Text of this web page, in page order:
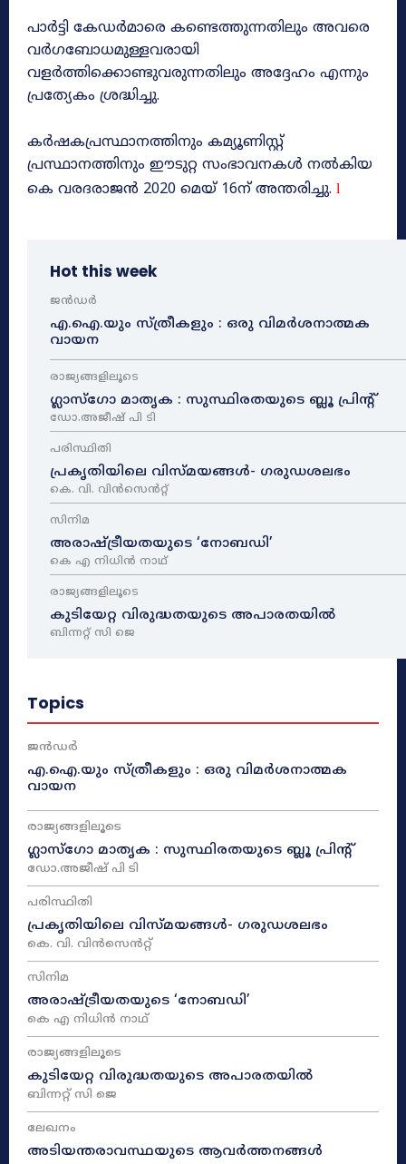
പാർട്ടി കേഡർമാരെ കണ്ടെത്തുന്നതിലും അവരെ
വർഗബോധമുള്ളവരായി
വളർത്തിക്കൊണ്ടുവരുന്നതിലും അദ്ദേഹം എന്നും
പ്രത്യേകം ശ്രദ്ധിച്ചു.
കർഷകപ്രസ്ഥാനത്തിനും കമ്യൂണിസ്റ്റ്‌
പ്രസ്ഥാനത്തിനും ഈടുറ്റ സംഭാവനകൾ നൽകിയ
കെ വരദരാജൻ 2020 മെയ്‌ 16ന്‌ അന്തരിച്ചു. l
Hot this week
ജൻഡർ
എ.ഐ.യും സ്ത്രീകളും : ഒരു വിമർശനാത്മക
വായന
രാജ്യങ്ങളിലൂടെ
ഗ്ലാസ്ഗോ മാതൃക : സുസ്ഥിരതയുടെ ബ്ലൂ പ്രിന്റ്
ഡോ.അജീഷ് പി ടി
പരിസ്ഥിതി
പ്രകൃതിയിലെ വിസ്മയങ്ങൾ- ഗരുഡശലഭം
കെ. വി. വിൻസെൻറ്റ്
സിനിമ
അരാഷ്‌ട്രീയതയുടെ ‘നോബഡി’
കെ എ നിധിൻ നാഥ്‌
രാജ്യങ്ങളിലൂടെ
കുടിയേറ്റ വിരുദ്ധതയുടെ അപാരതയിൽ
ബിന്നറ്റ് സി ജെ
Topics
ജൻഡർ
എ.ഐ.യും സ്ത്രീകളും : ഒരു വിമർശനാത്മക
വായന
രാജ്യങ്ങളിലൂടെ
ഗ്ലാസ്ഗോ മാതൃക : സുസ്ഥിരതയുടെ ബ്ലൂ പ്രിന്റ്
ഡോ.അജീഷ് പി ടി
പരിസ്ഥിതി
പ്രകൃതിയിലെ വിസ്മയങ്ങൾ- ഗരുഡശലഭം
കെ. വി. വിൻസെൻറ്റ്
സിനിമ
അരാഷ്‌ട്രീയതയുടെ ‘നോബഡി’
കെ എ നിധിൻ നാഥ്‌
രാജ്യങ്ങളിലൂടെ
കുടിയേറ്റ വിരുദ്ധതയുടെ അപാരതയിൽ
ബിന്നറ്റ് സി ജെ
ലേഖനം
അടിയന്തരാവസ്ഥയുടെ ആവർത്തനങ്ങൾ